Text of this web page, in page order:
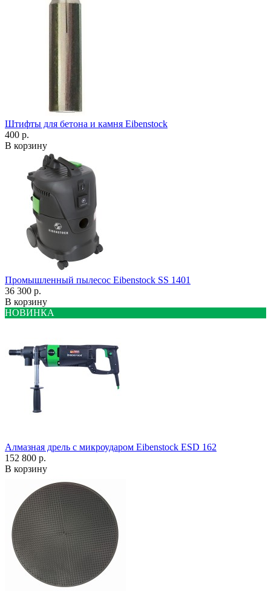
Штифты для бетона и камня Eibenstock
400 р.
В корзину
Промышленный пылесос Eibenstock SS 1401
36 300 р.
В корзину
НОВИНКА
Алмазная дрель с микроударом Eibenstock ESD 162
152 800 р.
В корзину